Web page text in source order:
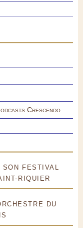
Crescendo
FESTIVAL
RIQUIER
DU